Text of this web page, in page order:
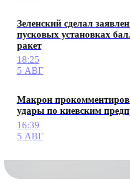
Зеленский сделал
пусковых установках
ракет
18:25
5 АВГ
Макрон
удары по киевским
16:39
5 АВГ